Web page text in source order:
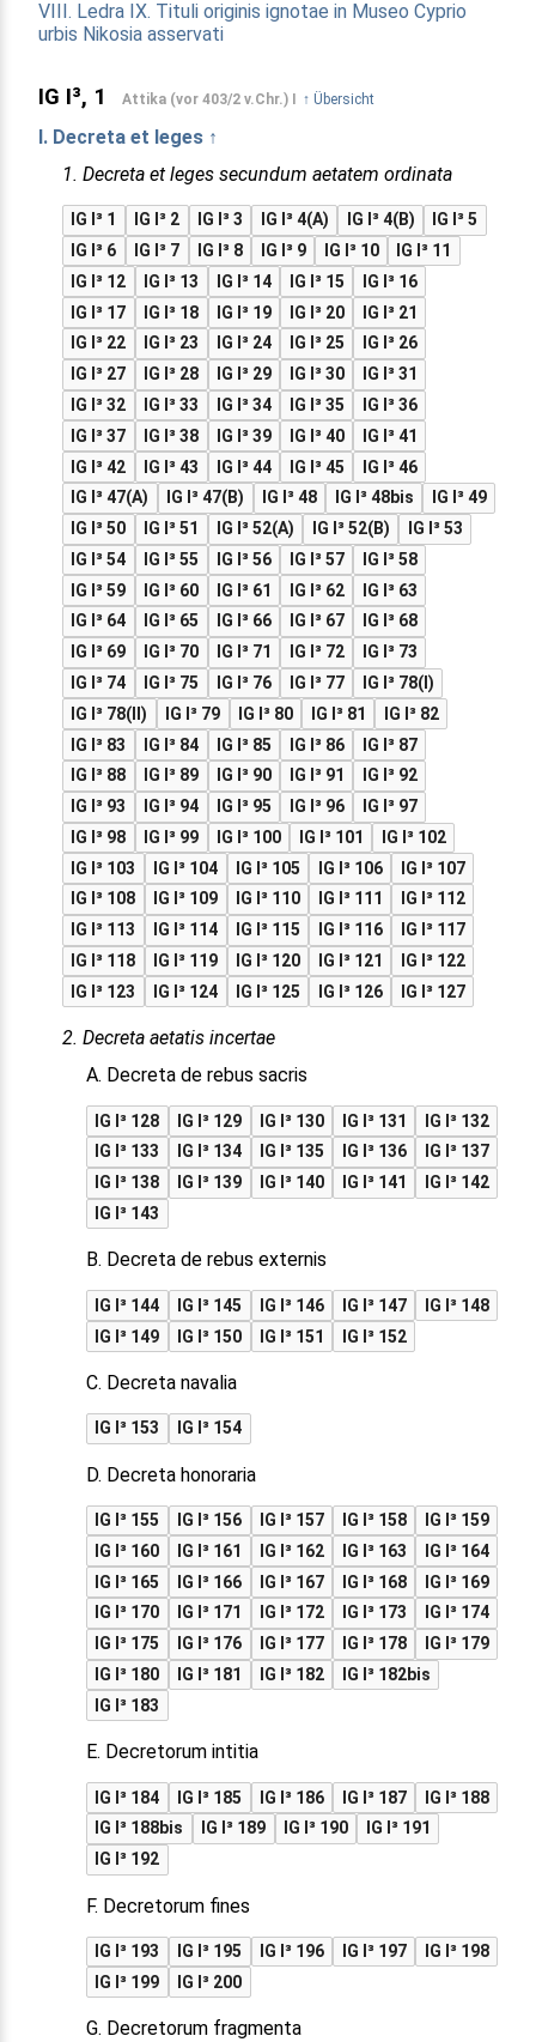
VIII. Ledra IX. Tituli originis ignotae in Museo Cyprio
urbis Nikosia asservati
IG I³, 1 Attika (vor 403/2 v.Chr.) I ↑ Übersicht
I. Decreta et leges ↑
1. Decreta et leges secundum aetatem ordinata
IG I³ 1 IG I³ 2 IG I³ 3 IG I³ 4(A) IG I³ 4(B)
IG I³ 5
IG I³ 6
IG I³ 7 IG I³ 8 IG I³ 9 IG I³ 10
IG I³ 11
IG I³ 12
IG I³ 13 IG I³ 14 IG I³ 15
IG I³ 16
IG I³ 17
IG I³ 18 IG I³ 19 IG I³ 20
IG I³ 21
IG I³ 22
IG I³ 23 IG I³ 24 IG I³ 25
IG I³ 26
IG I³ 27
IG I³ 28 IG I³ 29 IG I³ 30
IG I³ 31
IG I³ 32
IG I³ 33 IG I³ 34 IG I³ 35
IG I³ 36
IG I³ 37
IG I³ 38 IG I³ 39 IG I³ 40
IG I³ 41
IG I³ 42
IG I³ 43 IG I³ 44 IG I³ 45
IG I³ 46
IG I³ 47(A)
IG I³ 47(B) IG I³ 48 IG I³ 48bis
IG I³ 49
IG I³ 50
IG I³ 51 IG I³ 52(A) IG I³ 52(B)
IG I³ 53
IG I³ 54
IG I³ 55 IG I³ 56 IG I³ 57
IG I³ 58
IG I³ 59
IG I³ 60 IG I³ 61 IG I³ 62
IG I³ 63
IG I³ 64
IG I³ 65 IG I³ 66 IG I³ 67
IG I³ 68
IG I³ 69
IG I³ 70 IG I³ 71 IG I³ 72
IG I³ 73
IG I³ 74
IG I³ 75 IG I³ 76 IG I³ 77
IG I³ 78(I)
IG I³ 78(II)
IG I³ 79 IG I³ 80 IG I³ 81
IG I³ 82
IG I³ 83
IG I³ 84 IG I³ 85 IG I³ 86
IG I³ 87
IG I³ 88
IG I³ 89 IG I³ 90 IG I³ 91
IG I³ 92
IG I³ 93
IG I³ 94 IG I³ 95 IG I³ 96
IG I³ 97
IG I³ 98
IG I³ 99 IG I³ 100 IG I³ 101
IG I³ 102
IG I³ 103
IG I³ 104 IG I³ 105 IG I³ 106
IG I³ 107
IG I³ 108
IG I³ 109 IG I³ 110 IG I³ 111
IG I³ 112
IG I³ 113
IG I³ 114 IG I³ 115 IG I³ 116
IG I³ 117
IG I³ 118
IG I³ 119 IG I³ 120 IG I³ 121
IG I³ 122
IG I³ 123
IG I³ 124 IG I³ 125 IG I³ 126 IG I³ 127
2. Decreta aetatis incertae
A. Decreta de rebus sacris
IG I³ 128 IG I³ 129 IG I³ 130 IG I³ 131
IG I³ 132
IG I³ 133
IG I³ 134 IG I³ 135 IG I³ 136
IG I³ 137
IG I³ 138
IG I³ 139 IG I³ 140 IG I³ 141
IG I³ 142
IG I³ 143
B. Decreta de rebus externis
IG I³ 144 IG I³ 145 IG I³ 146 IG I³ 147
IG I³ 148
IG I³ 149
IG I³ 150 IG I³ 151 IG I³ 152
C. Decreta navalia
IG I³ 153 IG I³ 154
D. Decreta honoraria
IG I³ 155 IG I³ 156 IG I³ 157 IG I³ 158
IG I³ 159
IG I³ 160
IG I³ 161 IG I³ 162 IG I³ 163
IG I³ 164
IG I³ 165
IG I³ 166 IG I³ 167 IG I³ 168
IG I³ 169
IG I³ 170
IG I³ 171 IG I³ 172 IG I³ 173
IG I³ 174
IG I³ 175
IG I³ 176 IG I³ 177 IG I³ 178
IG I³ 179
IG I³ 180
IG I³ 181 IG I³ 182
IG I³ 182bis
IG I³ 183
E. Decretorum intitia
IG I³ 184 IG I³ 185 IG I³ 186 IG I³ 187
IG I³ 188
IG I³ 188bis
IG I³ 189 IG I³ 190
IG I³ 191
IG I³ 192
F. Decretorum fines
IG I³ 193 IG I³ 195 IG I³ 196 IG I³ 197
IG I³ 198
IG I³ 199
IG I³ 200
G. Decretorum fragmenta